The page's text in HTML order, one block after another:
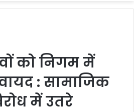
को निगम में
: सामाजिक
में उतरे